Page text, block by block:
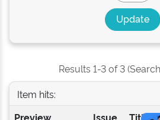
Results 1-3 of 3
Item hits:
Preview
Issue Title